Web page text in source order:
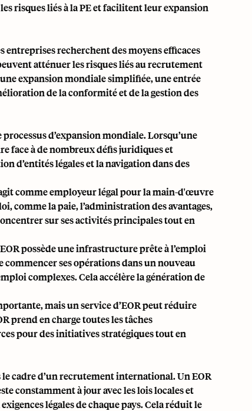
risques liés à la PE et facilitent leur expansion
entreprises recherchent des moyens efficaces
atténuer les risques liés au recrutement
expansion mondiale simplifiée, une entrée
de la conformité et de la gestion des
d’expansion mondiale. Lorsqu’une
face à de nombreux défis juridiques et
d’entités légales et la navigation dans des
comme employeur légal pour la main-d'œuvre
comme la paie, l’administration des avantages,
sur ses activités principales tout en
possède une infrastructure prête à l’emploi
ses opérations dans un nouveau
complexes. Cela accélère la génération de
mais un service d’EOR peut réduire
prend en charge toutes les tâches
pour des initiatives stratégiques tout en
cadre d’un recrutement international. Un EOR
constamment à jour avec les lois locales et
légales de chaque pays. Cela réduit le